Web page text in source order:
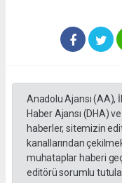
Anadolu Ajansı (AA),
Haber Ajansı (DHA)
haberler, sitemizin
kanallarından
muhataplar haberi
editörü sorumlu